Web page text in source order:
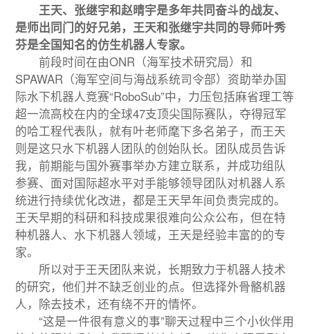
王天、张继宇和赵晴宇是多年共同奋斗的战友、
是师出同门的好兄弟，王天和张继宇共同的导师叶秀
芬是全国知名的仿生机器人专家。
前段时间在由ONR（海军技术研究局）和
SPAWAR（海军空间与海战系统司令部）资助举办国
际水下机器人竞赛“RoboSub”中，力压包括麻省理工等
超一流高校在内的全球47支顶尖国际赛队，夺得冠军
的哈工程代表队，就有叶老师麾下多名弟子，而王天
则是这只水下机器人团队的创始队长。团队成员告诉
我，前期能与国外赛事举办方建立联系，并成功组队
参赛、面对国际超水平对手能够领导团队对机器人系
统进行持续优化改进，都是王天早年间负责完成的。
王天早期的科研和科技成果很难向公众公布，但在特
种机器人、水下机器人领域，王天是经验丰富的的专
家。
所以对于王天团队来说，长期致力于机器人技术
的研究，他们并不缺乏创业的点。但选择外骨骼机器
人，除去技术，还有绕不开的情怀。
“这是一件很有意义的事”聊天过程中三个小伙伴用